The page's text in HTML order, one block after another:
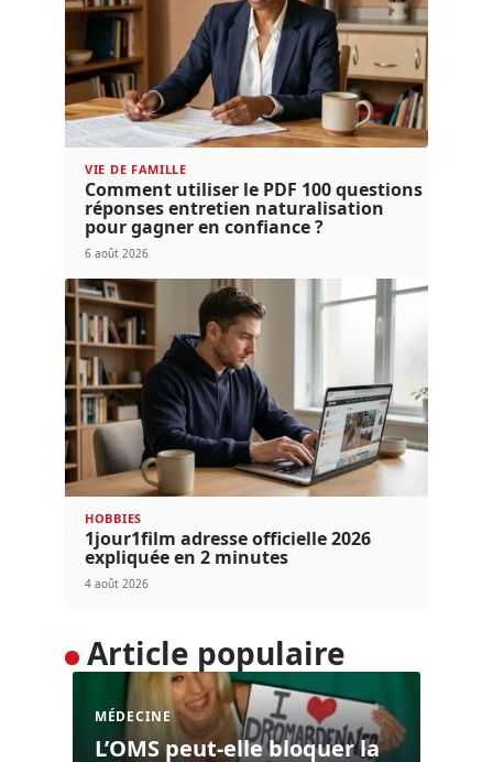
VIE DE FAMILLE
Comment utiliser le PDF 100 questions
réponses entretien naturalisation
pour gagner en confiance ?
6 août 2026
HOBBIES
1jour1film adresse officielle 2026
expliquée en 2 minutes
4 août 2026
Article populaire
MÉDECINE
L’OMS peut-elle bloquer la